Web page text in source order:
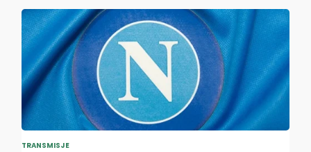
TRANSMISJE